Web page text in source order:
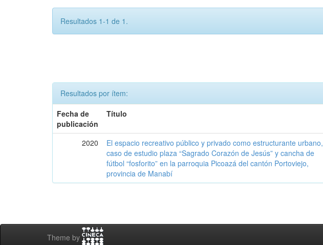
Resultados 1-1 de 1.
Resultados por ítem:
Fecha de
publicación
Título
2020
El espacio recreativo público y privado como estructurante urbano,
caso de estudio plaza “Sagrado Corazón de Jesús” y cancha de
fútbol “fosforito” en la parroquia Picoazá del cantón Portoviejo,
provincia de Manabí
Theme by